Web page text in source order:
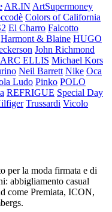
AR.IN ArtSupermoney
Colors of California
El Charro Falcotto
Harmont & Blaine HUGO
John Richmond
ELLIS Michael Kors
Neil Barrett Nike Oca
Ludo Pinko POLO
REFRIGUE Special Day
Trussardi Vicolo
per la moda firmata e di
abbigliamento casual
come Premiata, ICON,